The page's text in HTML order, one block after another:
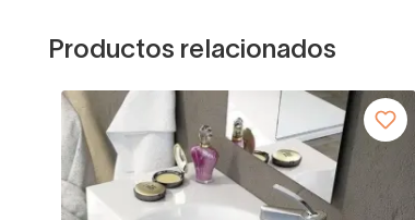
Productos relacionados